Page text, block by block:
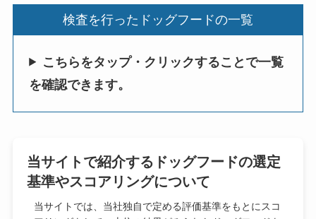
検査を行ったドッグフードの一覧
こちらをタップ・クリックすることで一覧
を確認できます。
当サイトで紹介するドッグフードの選定
基準やスコアリングについて
当サイトでは、当社独自で定める評価基準をもとにスコ